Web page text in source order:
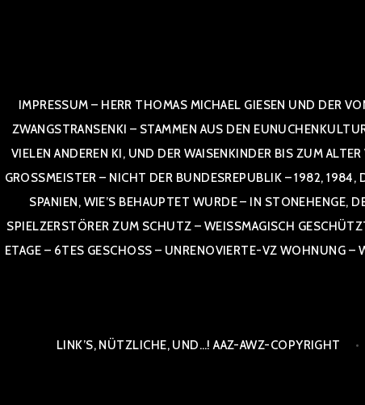
IMPRESSUM – HERR THOMAS MICHAEL GIESEN UND DER
ZWANGSTRANSENKI – STAMMEN AUS DEN
VIELEN ANDEREN KI, UND DER WAISENKINDER BIS ZUM
OSSMEISTER – NICHT DER BUNDESREPUBLIK – 1982, 1984,
NIEN, WIE’S BEHAUPTET WURDE – IN STONEHENGE,
SPIELZERSTÖRER ZUM SCHUTZ – WEISSMAGISCH
TAGE – 6TES GESCHOSS – UNRENOVIERTE-VZ WOHNUNG –
LINK’S, NÜTZLICHE, UND…! AAZ-AWZ-COPYRIGHT